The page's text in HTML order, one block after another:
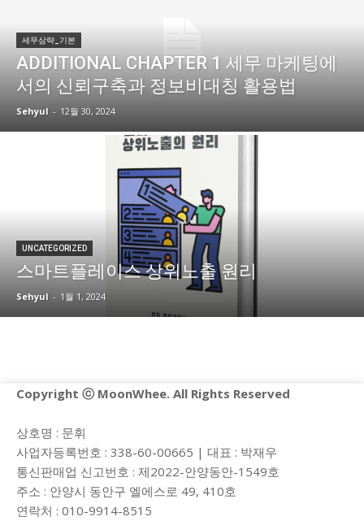
세무삼략_기본
ADDITIONAL CHAPTER 1 세무 마케팅에
서의 신뢰구축과 정보비대칭 활용법
Sehyul - 12월 30, 2024
UNCATEGORIZED
스마트플레이스 상위노출 원리
Sehyul - 1월 1, 2024
Copyright ⓒ MoonWhee. All Rights Reserved
상호명 : 문휘
사업자등록번호 : 338-60-00665 | 대표 : 박재우
통신판매업 신고번호 : 제2022-안양동안-1549호
주소 : 안양시 동안구 엘에스로 49, 410호
연락처 : 010-9914-8515